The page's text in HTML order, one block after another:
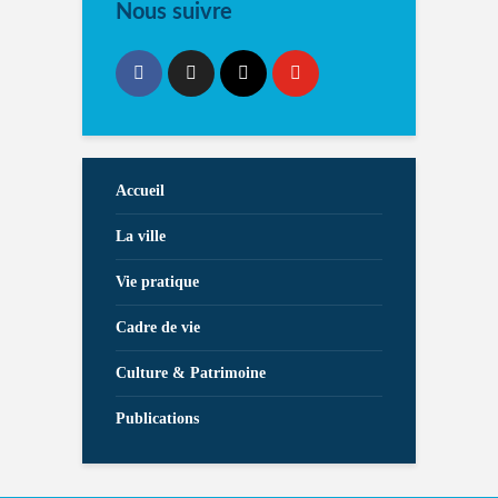
Nous suivre
Accueil
La ville
Vie pratique
Cadre de vie
Culture & Patrimoine
Publications